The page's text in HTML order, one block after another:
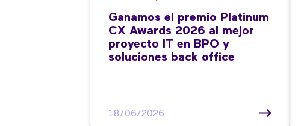
Ganamos el premio Platinum
CX Awards 2026 al mejor
proyecto IT en BPO y
soluciones back office
18/06/2026